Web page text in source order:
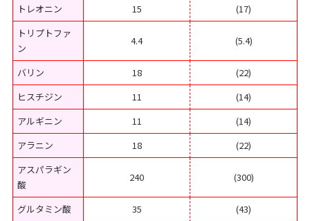
トレオニン
15
(17)
トリプトファ
ン
4.4 (5.4)
バリン 18
(22)
ヒスチジン
11
(14)
アルギニン
11
(14)
アラニン
18
(22)
アスパラギン
酸
240 (300)
グルタミン酸 35
(43)